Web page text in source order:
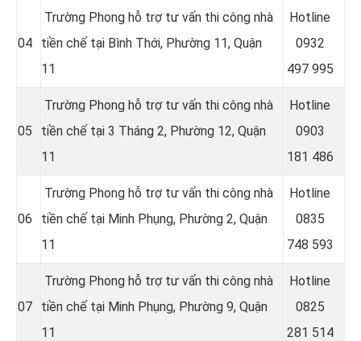
04
Trường Phong hỗ trợ tư vấn thi công nhà
tiền chế tại Bình Thới, Phường 11, Quận
11
Hotline
0932
497 995
05
Trường Phong hỗ trợ tư vấn thi công nhà
tiền chế tại 3 Tháng 2, Phường 12, Quận
11
Hotline
0903
181 486
06
Trường Phong hỗ trợ tư vấn thi công nhà
tiền chế tại Minh Phụng, Phường 2, Quận
11
Hotline
0835
748 593
07
Trường Phong hỗ trợ tư vấn thi công nhà
tiền chế tại Minh Phụng, Phường 9, Quận
11
Hotline
0825
281 514